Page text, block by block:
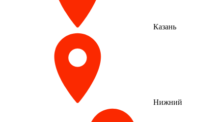
Казань
Нижний